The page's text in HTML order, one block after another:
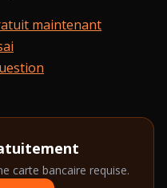
maintenant
carte bancaire requise.